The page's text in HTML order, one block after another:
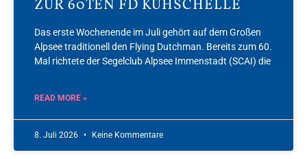
ZUR 60TEN FD KUHSCHELLE
Das erste Wochenende im Juli gehört auf dem Großen
Alpsee traditionell den Flying Dutchman. Bereits zum 60.
Mal richtete der Segelclub Alpsee Immenstadt (SCAI) die
READ MORE »
8. Juli 2026 Keine Kommentare